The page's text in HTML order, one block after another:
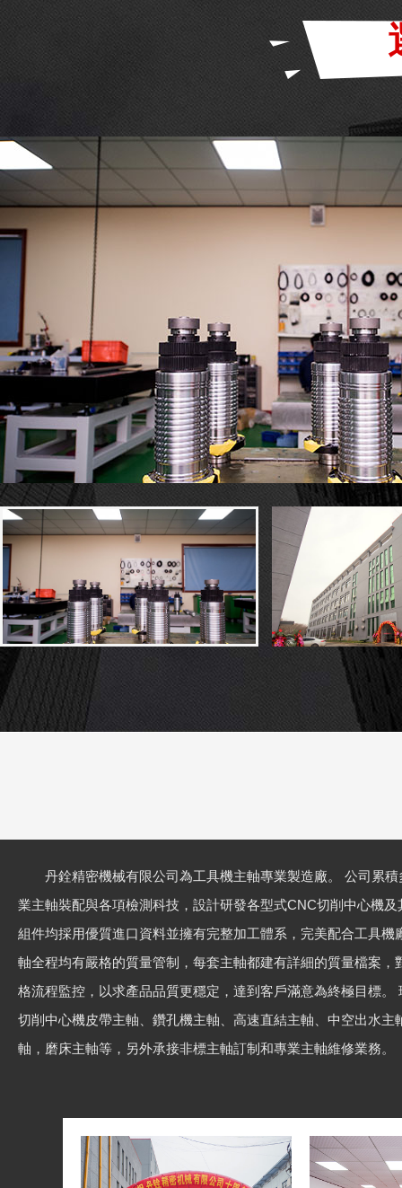
丹銓精密機械有限公司為工具機主軸專業製造廠。 公司累
業主軸裝配與各項檢測科技，設計研發各型式CNC切削中心機
組件均採用優質進口資料並擁有完整加工體系，完美配合工具機
軸全程均有嚴格的質量管制，每套主軸都建有詳細的質量檔案，
格流程監控，以求產品品質更穩定，達到客戶滿意為終極目標。
切削中心機皮帶主軸、鑽孔機主軸、高速直結主軸、中空出水主
軸，磨床主軸等，另外承接非標主軸訂制和專業主軸維修業務。